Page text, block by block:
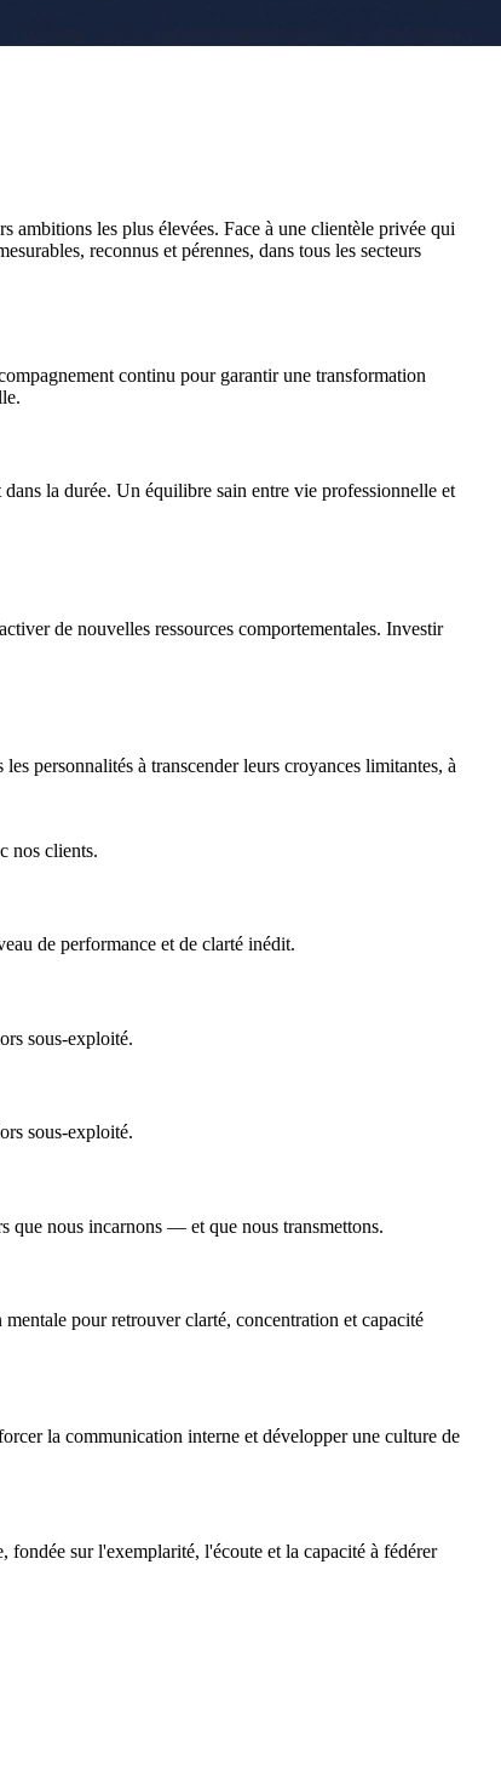
ambitions les plus élevées. Face à une clientèle privée qui
reconnus et pérennes, dans tous les secteurs
continu pour garantir une transformation
la durée. Un équilibre sain entre vie professionnelle et
de nouvelles ressources comportementales. Investir
personnalités à transcender leurs croyances limitantes, à
nos clients.
de performance et de clarté inédit.
sous-exploité.
sous-exploité.
que nous incarnons — et que nous transmettons.
pour retrouver clarté, concentration et capacité
la communication interne et développer une culture de
fondée sur l'exemplarité, l'écoute et la capacité à fédérer